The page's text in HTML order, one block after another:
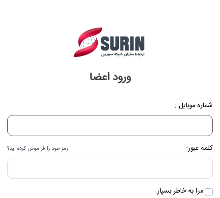
ورود اعضا
شماره موبایل :
کلمه عبور: رمز خود را فراموش کرده اید؟
مرا به خاطر بسپار.